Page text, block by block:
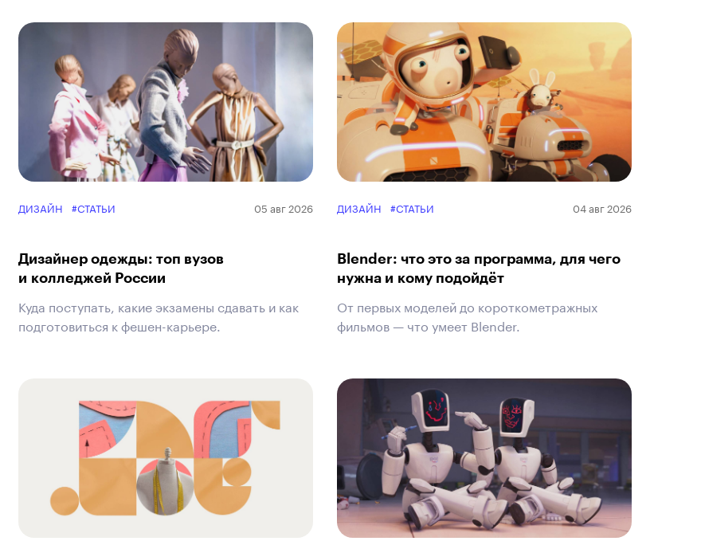
ДИЗАЙН #СТАТЬИ 05 авг 2026
Дизайнер одежды: топ вузов
и колледжей России
Куда поступать, какие экзамены сдавать и как
подготовиться к фешен-карьере.
ДИЗАЙН #СТАТЬИ 04 авг 2026
Blender: что это за программа, для чего
нужна и кому подойдёт
От первых моделей до короткометражных
фильмов — что умеет Blender.